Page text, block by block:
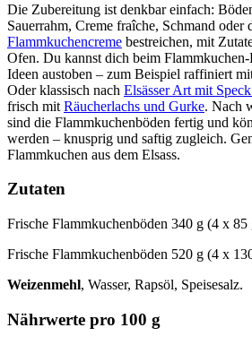
Die Zubereitung ist denkbar einfach:
Sauerrahm, Creme fraîche, Schmand oder
Flammkuchencreme bestreichen, mit
Ofen. Du kannst dich beim Flammkuchen-
Ideen austoben – zum Beispiel raffiniert
Oder klassisch nach Elsässer Art mit
frisch mit Räucherlachs und Gurke. Nach
sind die Flammkuchenböden fertig und
werden – knusprig und saftig zugleich.
Flammkuchen aus dem Elsass.
Zutaten
Frische Flammkuchenböden 340 g (4 x 85
Frische Flammkuchenböden 520 g (4 x
Weizenmehl, Wasser, Rapsöl, Speisesalz.
Nährwerte pro 100 g